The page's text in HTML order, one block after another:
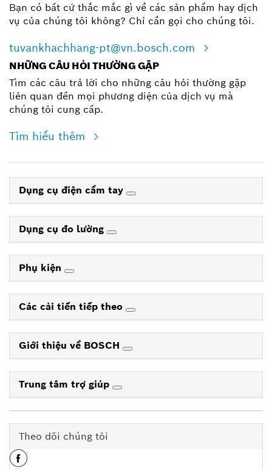
Bạn có bất cứ thắc mắc gì về các sản phẩm hay dịch
vụ của chúng tôi không? Chỉ cần gọi cho chúng tôi.
tuvankhachhang-pt@vn.bosch.com
NHỮNG CÂU HỎI THƯỜNG GẶP
Tìm các câu trả lời cho những câu hỏi thường gặp
liên quan đến mọi phương diện của dịch vụ mà
chúng tôi cung cấp.
Tìm hiểu thêm
Dụng cụ điện cầm tay
Dụng cụ đo lường
Phụ kiện
Các cải tiến tiếp theo
Giới thiệu về BOSCH
Trung tâm trợ giúp
Theo dõi chúng tôi